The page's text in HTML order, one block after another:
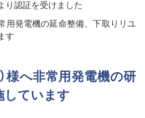
り認証を受けました
用発電機の延命整備、下取りリユ
す
様へ非常用発電機の研
しています